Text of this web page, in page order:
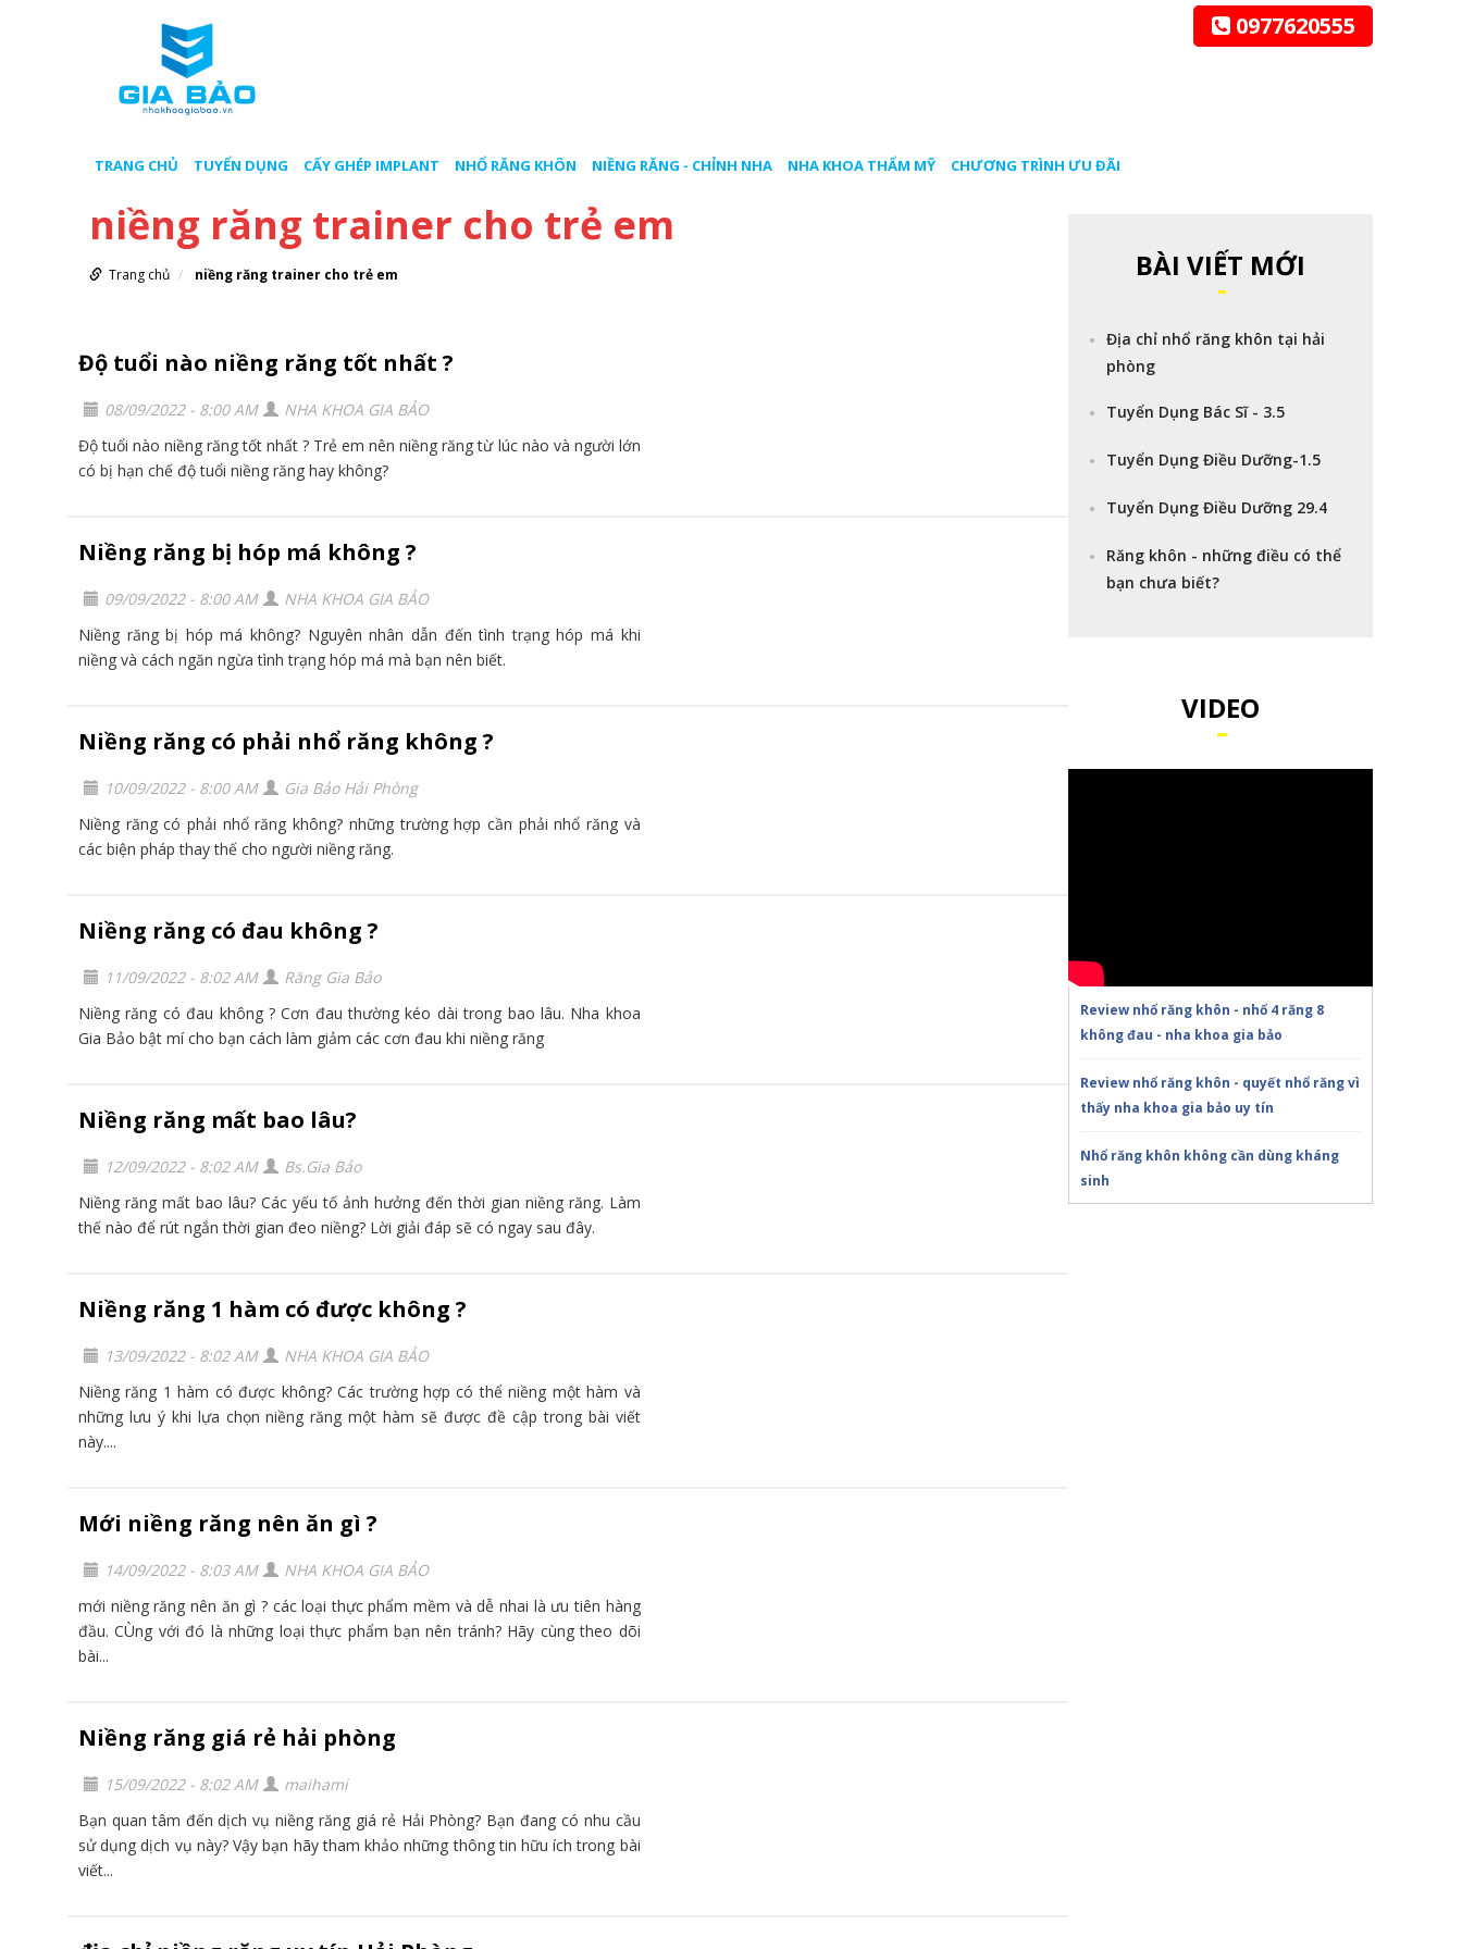
0977620555
TRANG CHỦ TUYỂN DỤNG CẤY GHÉP IMPLANT NHỔ RĂNG KHÔN NIỀNG RĂNG - CHỈNH NHA NHA KHOA THẨM MỸ CHƯƠNG TRÌNH ƯU ĐÃI
niềng răng trainer cho trẻ em
Trang chủ niềng răng trainer cho trẻ em
Độ tuổi nào niềng răng tốt nhất ?
08/09/2022 - 8:00 AM
NHA KHOA GIA BẢO
Độ tuổi nào niềng răng tốt nhất ? Trẻ em nên niềng răng từ lúc nào và người lớn
có bị hạn chế độ tuổi niềng răng hay không?
Niềng răng bị hóp má không ?
09/09/2022 - 8:00 AM
NHA KHOA GIA BẢO
Niềng răng bị hóp má không? Nguyên nhân dẫn đến tình trạng hóp má khi
niềng và cách ngăn ngừa tình trạng hóp má mà bạn nên biết.
Niềng răng có phải nhổ răng không ?
10/09/2022 - 8:00 AM
Gia Bảo Hải Phòng
Niềng răng có phải nhổ răng không? những trường hợp cần phải nhổ răng và
các biện pháp thay thế cho người niềng răng.
Niềng răng có đau không ?
11/09/2022 - 8:02 AM
Răng Gia Bảo
Niềng răng có đau không ? Cơn đau thường kéo dài trong bao lâu. Nha khoa
Gia Bảo bật mí cho bạn cách làm giảm các cơn đau khi niềng răng
Niềng răng mất bao lâu?
12/09/2022 - 8:02 AM
Bs.Gia Bảo
Niềng răng mất bao lâu? Các yếu tố ảnh hưởng đến thời gian niềng răng. Làm
thế nào để rút ngắn thời gian đeo niềng? Lời giải đáp sẽ có ngay sau đây.
Niềng răng 1 hàm có được không ?
13/09/2022 - 8:02 AM
NHA KHOA GIA BẢO
Niềng răng 1 hàm có được không? Các trường hợp có thể niềng một hàm và
những lưu ý khi lựa chọn niềng răng một hàm sẽ được đề cập trong bài viết
này....
Mới niềng răng nên ăn gì ?
14/09/2022 - 8:03 AM
NHA KHOA GIA BẢO
mới niềng răng nên ăn gì ? các loại thực phẩm mềm và dễ nhai là ưu tiên hàng
đầu. CÙng với đó là những loại thực phẩm bạn nên tránh? Hãy cùng theo dõi
bài...
Niềng răng giá rẻ hải phòng
15/09/2022 - 8:02 AM
maihami
Bạn quan tâm đến dịch vụ niềng răng giá rẻ Hải Phòng? Bạn đang có nhu cầu
sử dụng dịch vụ này? Vậy bạn hãy tham khảo những thông tin hữu ích trong bài
viết...
BÀI VIẾT MỚI
Địa chỉ nhổ răng khôn tại hải
phòng
Tuyển Dụng Bác Sĩ - 3.5
Tuyển Dụng Điều Dưỡng-1.5
Tuyển Dụng Điều Dưỡng 29.4
Răng khôn - những điều có thể
bạn chưa biết?
VIDEO
Review nhổ răng khôn - nhổ 4 răng 8
không đau - nha khoa gia bảo
Review nhổ răng khôn - quyết nhổ răng vì
thấy nha khoa gia bảo uy tín
Nhổ răng khôn không cần dùng kháng
sinh